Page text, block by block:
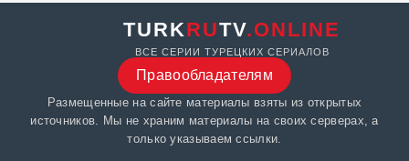
TURKRUTV.ONLINE
ВСЕ СЕРИИ ТУРЕЦКИХ СЕРИАЛОВ
Правообладателям
Размещенные на сайте материалы взяты из открытых
источников. Мы не храним материалы на своих серверах, а
только указываем ссылки.